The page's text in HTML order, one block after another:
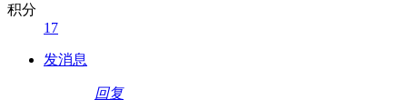
积分
17
发消息
回复